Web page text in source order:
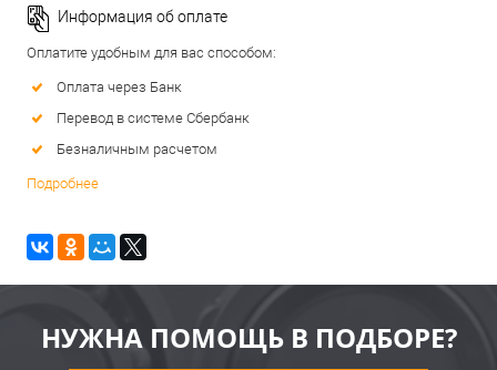
Информация об оплате
Оплатите удобным для вас способом:
Оплата через Банк
Перевод в системе Сбербанк
Безналичным расчетом
Подробнее
НУЖНА ПОМОЩЬ В ПОДБОРЕ?